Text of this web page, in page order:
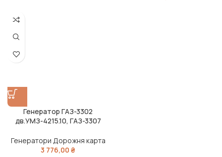
Генератор ГАЗ-3302
дв.УМЗ-4215.10, ГАЗ-3307
(DECARO)
Генератори Дорожня карта
3 776,00 ₴